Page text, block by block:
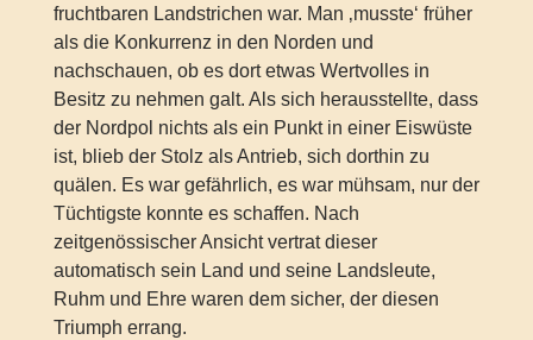
fruchtbaren Landstrichen war. Man ‚musste‘ früher
als die Konkurrenz in den Norden und
nachschauen, ob es dort etwas Wertvolles in
Besitz zu nehmen galt. Als sich herausstellte, dass
der Nordpol nichts als ein Punkt in einer Eiswüste
ist, blieb der Stolz als Antrieb, sich dorthin zu
quälen. Es war gefährlich, es war mühsam, nur der
Tüchtigste konnte es schaffen. Nach
zeitgenössischer Ansicht vertrat dieser
automatisch sein Land und seine Landsleute,
Ruhm und Ehre waren dem sicher, der diesen
Triumph errang.